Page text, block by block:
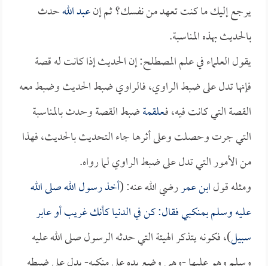
يرجع إليك ما كنت تعهد من نفسك؟ ثم إنعبد اللهحدث
بالحديث بهذه المناسبة.
يقول العلماء في علم المصطلح: إن الحديث إذا كانت له قصة
فإنها تدل على ضبط الراوي، فالراوي ضبط الحديث وضبط معه
القصة التي كانت فيه، فـعلقمةضبط القصة وحدث بالمناسبة
التي جرت وحصلت وعلى أثرها جاء التحديث بالحديث، فهذا
من الأمور التي تدل على ضبط الراوي لما رواه.
ومثله قولابن عمررضي الله عنه: (أخذ رسول الله صلى الله
عليه وسلم بمنكبي فقال: كن في الدنيا كأنك غريب أو عابر
سبيل)، فكونه يتذكر الهيئة التي حدثه الرسول صلى الله عليه